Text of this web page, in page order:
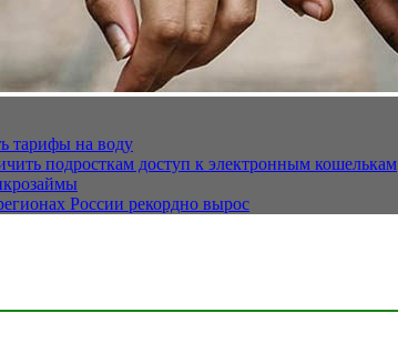
тарифы на воду
подросткам доступ к электронным кошелькам
России рекордно вырос